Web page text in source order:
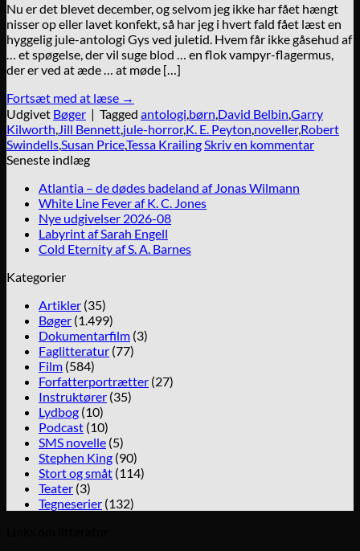
Nu er det blevet december, og selvom jeg ikke har fået hængt
nisser op eller lavet konfekt, så har jeg i hvert fald fået læst en
hyggelig jule-antologi Gys ved juletid. Hvem får ikke gåsehud af
… et spøgelse, der vil suge blod … en flok vampyr-flagermus,
der er ved at æde … at møde […]
Fortsæt med at læse →
Udgivet Bøger | Tagged antologi,børn,David Belbin,Garry
Kilworth,Jill Bennett,jule-horror,K. E. Peyton,noveller,Robert
Swindells,Susan Price,Tessa KrailingSkriv en kommentar
Seneste indlæg
Atlantia – de dødes badeland af Jonas Wilmann
White Line Fever af K. C. Jones
Nye udgivelser 2026-08
Labyrint af Sarah Engell
Cold Eternity af S. A. Barnes
Kategorier
Artikler (35)
Bøger (1.499)
Dokumentarfilm (3)
Faglitteratur (77)
Film (584)
Forfatterportrætter (27)
Instruktører (35)
Lydbog (10)
Podcast (10)
SMS novelle (5)
Stephen King (90)
Stort og småt (114)
Teater (3)
Tegneserier (132)